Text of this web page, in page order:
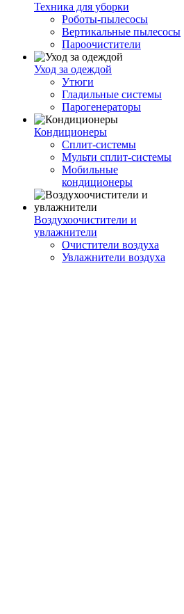
Техника для уборки
Роботы-пылесосы
Вертикальные пылесосы
Пароочистители
Уход за одеждой
Утюги
Гладильные системы
Парогенераторы
Кондиционеры
Сплит-системы
Мульти сплит-системы
Мобильные
кондиционеры
Воздухоочистители и
увлажнители
Очистители воздуха
Увлажнители воздуха